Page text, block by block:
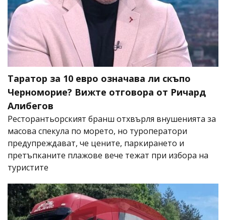
Таратор за 10 евро означава ли скъпо
Черноморие? Вижте отговора от Ричард
Алибегов
Ресторантьорският бранш отхвърля внушенията за
масова спекула по морето, но туроператори
предупреждават, че цените, паркирането и
претъпканите плажове вече тежат при избора на
туристите